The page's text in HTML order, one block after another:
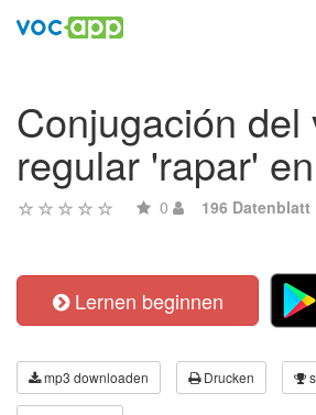
Conjugación del
regular 'rapar'
0 196 Datenblatt
Lernen beginnen
mp3 downloaden Drucken